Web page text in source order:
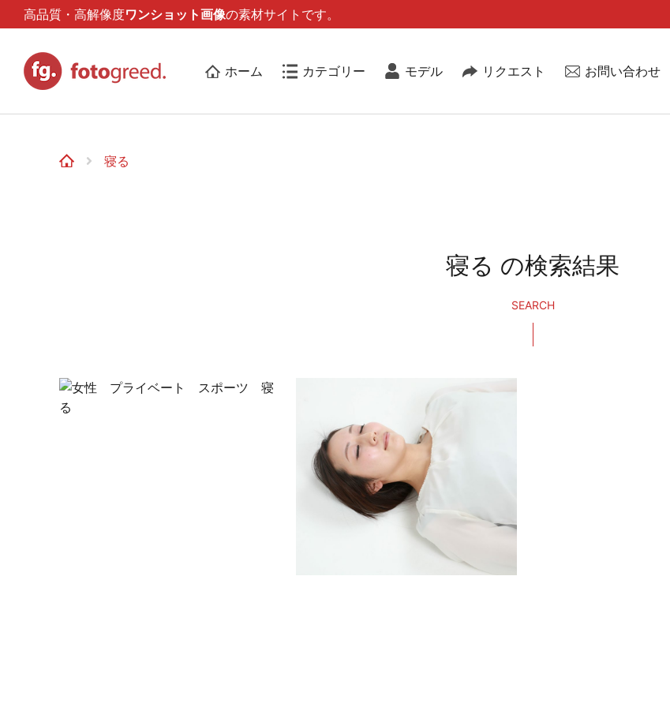
高品質・高解像度ワンショット画像の素材サイトです。
ホーム カテゴリー モデル リクエスト お問い合わせ
寝る
寝る の検索結果
SEARCH